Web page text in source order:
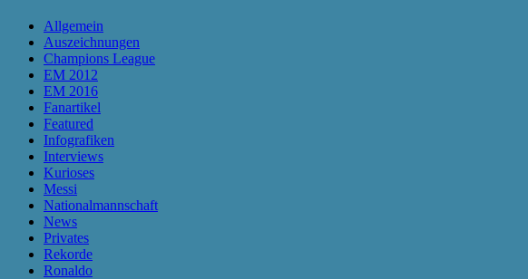
Allgemein
Auszeichnungen
Champions League
EM 2012
EM 2016
Fanartikel
Featured
Infografiken
Interviews
Kurioses
Messi
Nationalmannschaft
News
Privates
Rekorde
Ronaldo